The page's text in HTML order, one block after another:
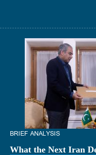
BRIEF ANALYSIS
What the Next Iran